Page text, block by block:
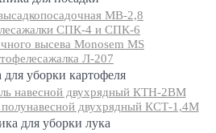
МВ-2,8
СПК-4 и СПК-6
высева Monosem MS
Л-207
для уборки картофеля
навесной двухрядный КТН-2ВМ
полунавесной двухрядный КСТ-1,4М
для уборки лука